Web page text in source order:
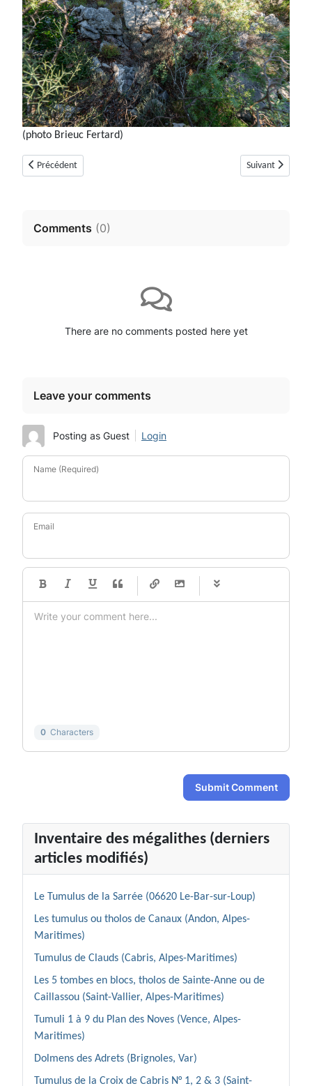
(photo Brieuc Fertard)
Article précédent : Dolmen de la Verdoline (Saint-Vallier-de-Thiey)
Précédent Article suivant :
Suivant
Comments (0)
There are no comments posted here yet
Leave your comments
Posting as Guest Login
Name (Required)
Email
-
-
-
-
0 Characters
Submit Comment
Inventaire des mégalithes (derniers
articles modifiés)
Le Tumulus de la Sarrée (06620 Le-Bar-sur-Loup)
Les tumulus ou tholos de Canaux (Andon, Alpes-
Maritimes)
Tumulus de Clauds (Cabris, Alpes-Maritimes)
Les 5 tombes en blocs, tholos de Sainte-Anne ou de
Caillassou (Saint-Vallier, Alpes-Maritimes)
Tumuli 1 à 9 du Plan des Noves (Vence, Alpes-
Maritimes)
Dolmens des Adrets (Brignoles, Var)
Tumulus de la Croix de Cabris N° 1, 2 & 3 (Saint-